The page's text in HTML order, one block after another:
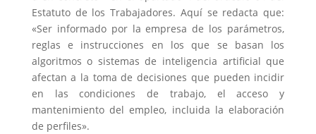
Estatuto de los Trabajadores. Aquí se redacta que:
«Ser informado por la empresa de los parámetros,
reglas e instrucciones en los que se basan los
algoritmos o sistemas de inteligencia artificial que
afectan a la toma de decisiones que pueden incidir
en las condiciones de trabajo, el acceso y
mantenimiento del empleo, incluida la elaboración
de perfiles».